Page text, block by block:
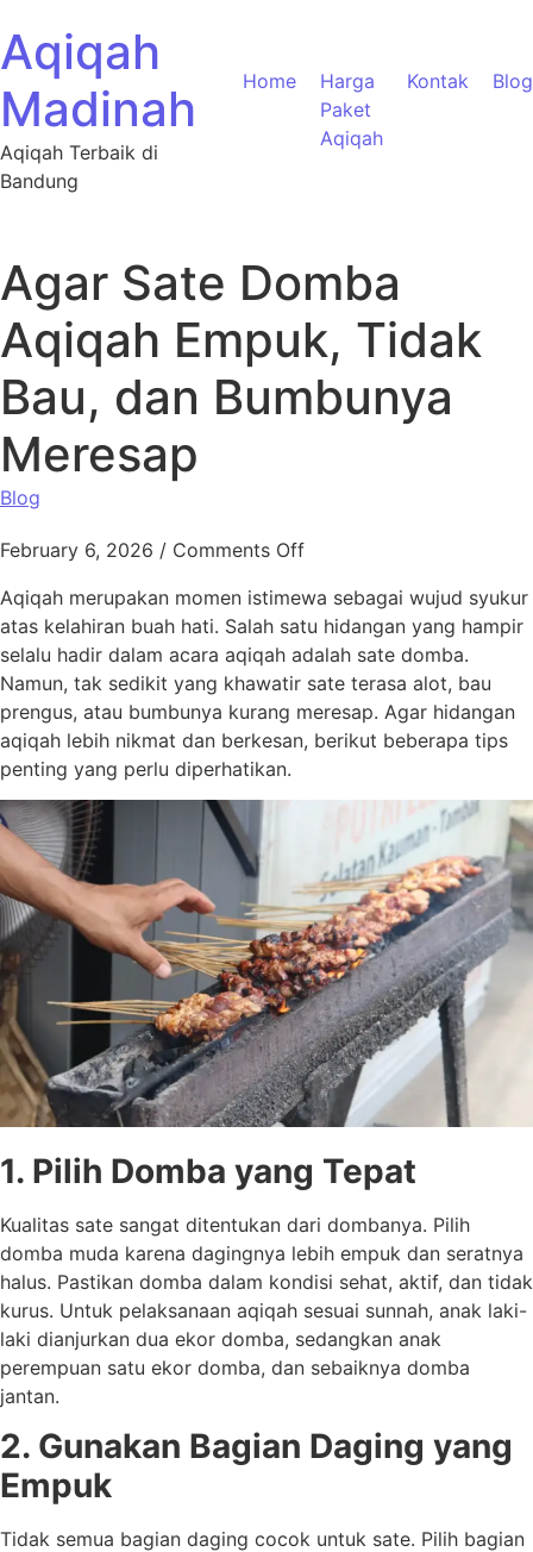
Aqiqah
Madinah
Aqiqah Terbaik di
Bandung
Home
Harga
Paket
Aqiqah
Kontak Blog
Agar Sate Domba
Aqiqah Empuk, Tidak
Bau, dan Bumbunya
Meresap
Blog
February 6, 2026 / Comments Off
Aqiqah merupakan momen istimewa sebagai wujud syukur
atas kelahiran buah hati. Salah satu hidangan yang hampir
selalu hadir dalam acara aqiqah adalah sate domba.
Namun, tak sedikit yang khawatir sate terasa alot, bau
prengus, atau bumbunya kurang meresap. Agar hidangan
aqiqah lebih nikmat dan berkesan, berikut beberapa tips
penting yang perlu diperhatikan.
1. Pilih Domba yang Tepat
Kualitas sate sangat ditentukan dari dombanya. Pilih
domba muda karena dagingnya lebih empuk dan seratnya
halus. Pastikan domba dalam kondisi sehat, aktif, dan tidak
kurus. Untuk pelaksanaan aqiqah sesuai sunnah, anak laki-
laki dianjurkan dua ekor domba, sedangkan anak
perempuan satu ekor domba, dan sebaiknya domba
jantan.
2. Gunakan Bagian Daging yang
Empuk
Tidak semua bagian daging cocok untuk sate. Pilih bagian